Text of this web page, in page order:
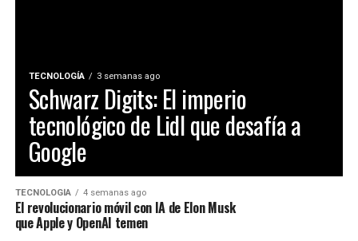
TECNOLOGÍA 3 semanas ago
Schwarz Digits: El imperio
tecnológico de Lidl que desafía a
Google
TECNOLOGÍA 4 semanas ago
El revolucionario móvil con IA de Elon Musk
que Apple y OpenAI temen